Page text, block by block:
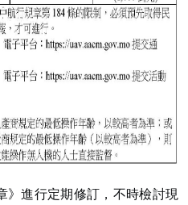
》進行定期修訂，不時檢討現